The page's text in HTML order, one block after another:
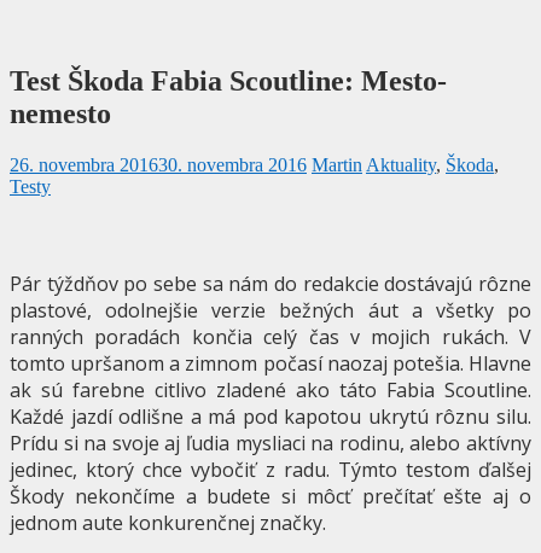
Test Škoda Fabia Scoutline: Mesto-
nemesto
26. novembra 201630. novembra 2016 Martin Aktuality, Škoda,
Testy
Pár týždňov po sebe sa nám do redakcie dostávajú rôzne
plastové, odolnejšie verzie bežných áut a všetky po
ranných poradách končia celý čas v mojich rukách. V
tomto upršanom a zimnom počasí naozaj potešia. Hlavne
ak sú farebne citlivo zladené ako táto Fabia Scoutline.
Každé jazdí odlišne a má pod kapotou ukrytú rôznu silu.
Prídu si na svoje aj ľudia mysliaci na rodinu, alebo aktívny
jedinec, ktorý chce vybočiť z radu. Týmto testom ďalšej
Škody nekončíme a budete si môcť prečítať ešte aj o
jednom aute konkurenčnej značky.